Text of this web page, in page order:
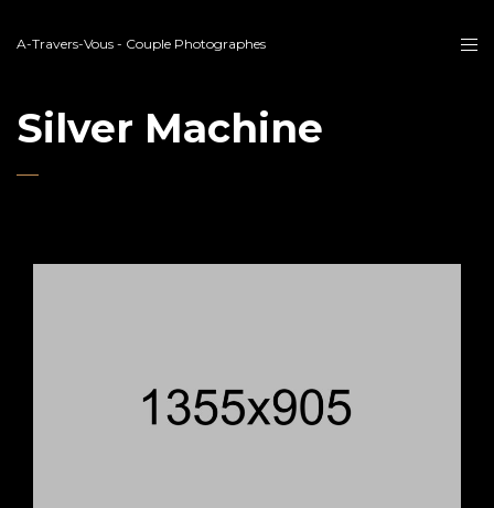
A-Travers-Vous - Couple Photographes
Silver Machine